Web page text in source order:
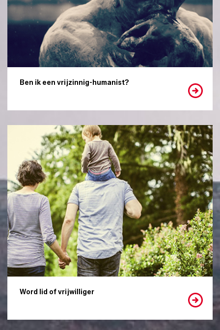
Ben ik een vrijzinnig-humanist?
Word lid of vrijwilliger